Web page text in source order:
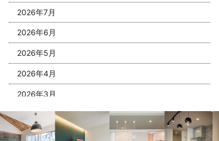
2026年7月
2026年6月
2026年5月
2026年4月
2026年3月
2026年1月
2025年12月